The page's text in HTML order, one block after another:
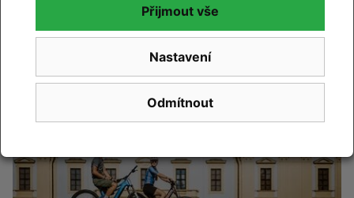
Odmítnout
Nastavení
Přijmout vše